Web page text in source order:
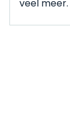
veel meer.